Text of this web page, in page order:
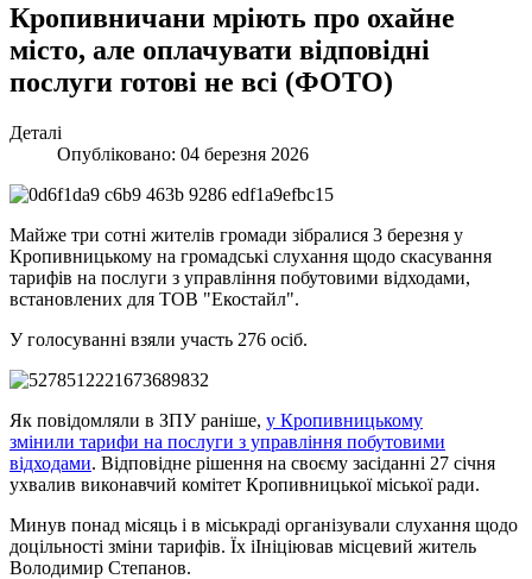
Кропивничани мріють про охайне
місто, але оплачувати відповідні
послуги готові не всі (ФОТО)
Деталі
Опубліковано: 04 березня 2026
Майже три сотні жителів громади зібралися 3 березня у
Кропивницькому на громадські слухання щодо скасування
тарифів на послуги з управління побутовими відходами,
встановлених для ТОВ "Екостайл".
У голосуванні взяли участь 276 осіб.
Як повідомляли в ЗПУ раніше, у Кропивницькому
змінили тарифи на послуги з управління побутовими
відходами. Відповідне рішення на своєму засіданні 27 січня
ухвалив виконавчий комітет Кропивницької міської ради.
Минув понад місяць і в міськраді організували слухання щодо
доцільності зміни тарифів. Їх іІніціював місцевий житель
Володимир Степанов.